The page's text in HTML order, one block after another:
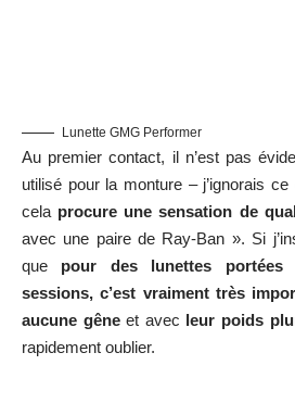
Lunette GMG Performer
Au premier contact, il n’est pas
utilisé pour la monture – j’ignorais ce
cela procure une sensation de
avec une paire de Ray-Ban ». Si
que pour des lunettes portées
sessions, c’est vraiment très
aucune gêneet avec leur poids
rapidement oublier.